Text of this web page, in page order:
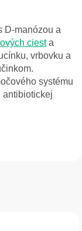
D-manózou a
ciesta
, vrbovku a
systému
antibiotickej